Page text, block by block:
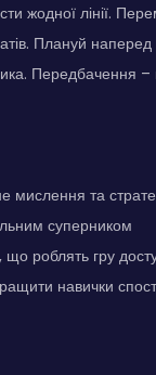
жодної лінії.
Плануй наперед
Передбачення –
мислення та
суперником
роблять гру
навички